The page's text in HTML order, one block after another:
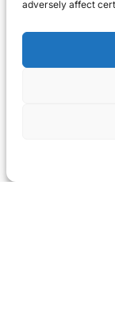
adversely affect